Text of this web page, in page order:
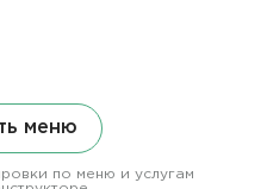
меню
по меню и услугам